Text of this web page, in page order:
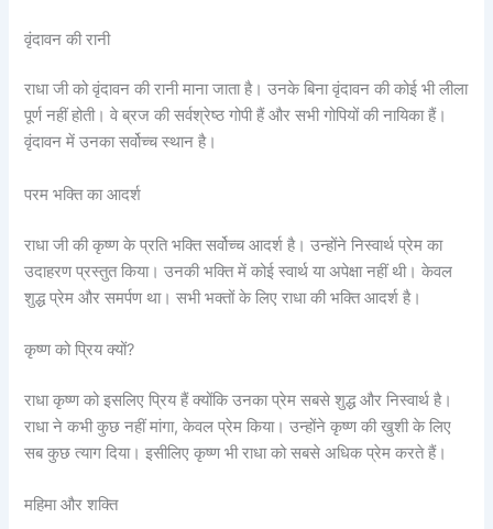
वृंदावन की रानी
राधा जी को वृंदावन की रानी माना जाता है। उनके बिना वृंदावन की कोई भी लीला
पूर्ण नहीं होती। वे ब्रज की सर्वश्रेष्ठ गोपी हैं और सभी गोपियों की नायिका हैं।
वृंदावन में उनका सर्वोच्च स्थान है।
परम भक्ति का आदर्श
राधा जी की कृष्ण के प्रति भक्ति सर्वोच्च आदर्श है। उन्होंने निस्वार्थ प्रेम का
उदाहरण प्रस्तुत किया। उनकी भक्ति में कोई स्वार्थ या अपेक्षा नहीं थी। केवल
शुद्ध प्रेम और समर्पण था। सभी भक्तों के लिए राधा की भक्ति आदर्श है।
कृष्ण को प्रिय क्यों?
राधा कृष्ण को इसलिए प्रिय हैं क्योंकि उनका प्रेम सबसे शुद्ध और निस्वार्थ है।
राधा ने कभी कुछ नहीं मांगा, केवल प्रेम किया। उन्होंने कृष्ण की खुशी के लिए
सब कुछ त्याग दिया। इसीलिए कृष्ण भी राधा को सबसे अधिक प्रेम करते हैं।
महिमा और शक्ति